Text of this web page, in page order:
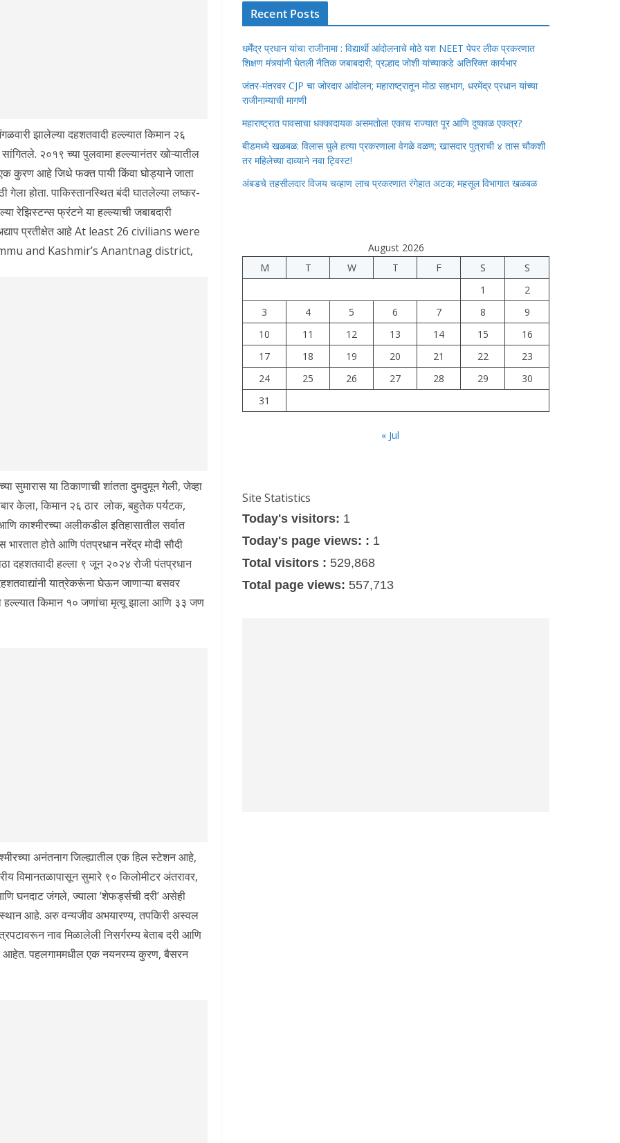
झालेल्या दहशतवादी हल्ल्यात किमान २६
२०१९ च्या पुलवामा हल्ल्यानंतर खोऱ्यातील
कुरण आहे जिथे फक्त पायी किंवा घोड्याने जाता
होता. पाकिस्तानस्थित बंदी घातलेल्या लष्कर-
रेझिस्टन्स फ्रंटने या हल्ल्याची जबाबदारी
प्रतीक्षेत आहे At least 26 civilians were
and Kashmir’s Anantnag district,
सुमारास या ठिकाणाची शांतता दुमदुमून गेली, जेव्हा
केला, किमान २६ ठार लोक, बहुतेक पर्यटक,
काश्मीरच्या अलीकडील इतिहासातील सर्वात
भारतात होते आणि पंतप्रधान नरेंद्र मोदी सौदी
दहशतवादी हल्ला ९ जून २०२४ रोजी पंतप्रधान
यात्रेकरूंना घेऊन जाणाऱ्या बसवर
हल्ल्यात किमान १० जणांचा मृत्यू झाला आणि ३३ जण
अनंतनाग जिल्ह्यातील एक हिल स्टेशन आहे,
विमानतळापासून सुमारे ९० किलोमीटर अंतरावर,
घनदाट जंगले, ज्याला ‘शेफर्ड्सची दरी’ असेही
आहे. अरु वन्यजीव अभयारण्य, तपकिरी अस्वल
नाव मिळालेली निसर्गरम्य बेताब दरी आणि
आहेत. पहलगाममधील एक नयनरम्य कुरण, बैसरन
Recent Posts
धर्मेंद्र प्रधान यांचा राजीनामा : विद्यार्थी आंदोलनाचे मोठे यश NEET पेपर लीक प्रकरणात
शिक्षण मंत्र्यांनी घेतली नैतिक जबाबदारी; प्रल्हाद जोशी यांच्याकडे अतिरिक्त कार्यभार
जंतर-मंतरवर CJP चा जोरदार आंदोलन; महाराष्ट्रातून मोठा सहभाग, धरमेंद्र प्रधान यांच्या
राजीनाम्याची मागणी
महाराष्ट्रात पावसाचा धक्कादायक असमतोल! एकाच राज्यात पूर आणि दुष्काळ एकत्र?
बीडमध्ये खळबळ: विलास घुले हत्या प्रकरणाला वेगळे वळण; खासदार पुत्राची ४ तास चौकशी
तर महिलेच्या दाव्याने नवा ट्विस्ट!
अंबडचे तहसीलदार विजय चव्हाण लाच प्रकरणात रंगेहात अटक; महसूल विभागात खळबळ
August 2026
M
T W T F S
S
1
2
3
4 5 6 7 8
9
10
11 12 13 14 15
16
17
18 19 20 21 22
23
24
25 26 27 28 29
30
31
« Jul
Site Statistics
Today's visitors: 1
Today's page views: : 1
Total visitors : 529,868
Total page views: 557,713